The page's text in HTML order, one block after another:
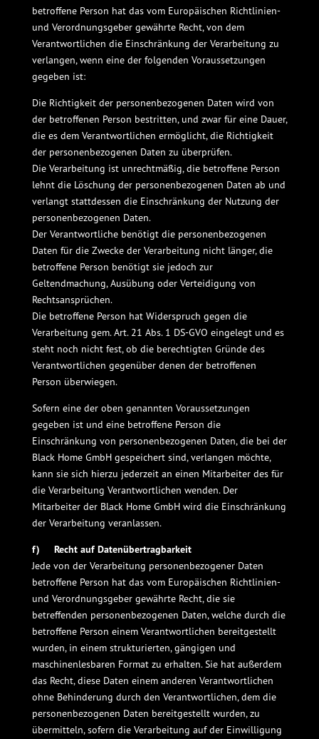
betroffene Person hat das vom Europäischen Richtlinien-
und Verordnungsgeber gewährte Recht, von dem
Verantwortlichen die Einschränkung der Verarbeitung zu
verlangen, wenn eine der folgenden Voraussetzungen
gegeben ist:
Die Richtigkeit der personenbezogenen Daten wird von
der betroffenen Person bestritten, und zwar für eine Dauer,
die es dem Verantwortlichen ermöglicht, die Richtigkeit
der personenbezogenen Daten zu überprüfen.
Die Verarbeitung ist unrechtmäßig, die betroffene Person
lehnt die Löschung der personenbezogenen Daten ab und
verlangt stattdessen die Einschränkung der Nutzung der
personenbezogenen Daten.
Der Verantwortliche benötigt die personenbezogenen
Daten für die Zwecke der Verarbeitung nicht länger, die
betroffene Person benötigt sie jedoch zur
Geltendmachung, Ausübung oder Verteidigung von
Rechtsansprüchen.
Die betroffene Person hat Widerspruch gegen die
Verarbeitung gem. Art. 21 Abs. 1 DS-GVO eingelegt und es
steht noch nicht fest, ob die berechtigten Gründe des
Verantwortlichen gegenüber denen der betroffenen
Person überwiegen.
Sofern eine der oben genannten Voraussetzungen
gegeben ist und eine betroffene Person die
Einschränkung von personenbezogenen Daten, die bei der
Black Home GmbH gespeichert sind, verlangen möchte,
kann sie sich hierzu jederzeit an einen Mitarbeiter des für
die Verarbeitung Verantwortlichen wenden. Der
Mitarbeiter der Black Home GmbH wird die Einschränkung
der Verarbeitung veranlassen.
f) Recht auf Datenübertragbarkeit
Jede von der Verarbeitung personenbezogener Daten
betroffene Person hat das vom Europäischen Richtlinien-
und Verordnungsgeber gewährte Recht, die sie
betreffenden personenbezogenen Daten, welche durch die
betroffene Person einem Verantwortlichen bereitgestellt
wurden, in einem strukturierten, gängigen und
maschinenlesbaren Format zu erhalten. Sie hat außerdem
das Recht, diese Daten einem anderen Verantwortlichen
ohne Behinderung durch den Verantwortlichen, dem die
personenbezogenen Daten bereitgestellt wurden, zu
übermitteln, sofern die Verarbeitung auf der Einwilligung